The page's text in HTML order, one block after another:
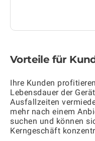
Vorteile für
Ihre Kunden
Lebensdauer der
Ausfallzeiten
mehr nach einem
suchen und können
Kerngeschäft